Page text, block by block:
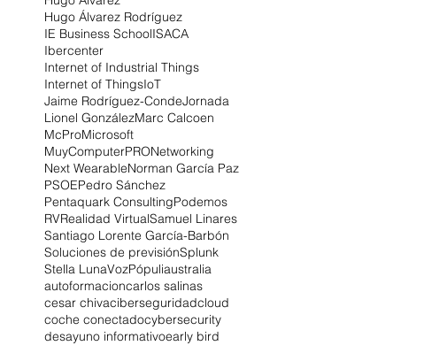
Hugo Álvarez Rodríguez
IE Business SchoolISACA
Ibercenter
Internet of Industrial Things
Internet of ThingsIoT
Jaime Rodríguez-CondeJornada
Lionel GonzálezMarc Calcoen
McProMicrosoft
MuyComputerPRONetworking
Next WearableNorman García Paz
PSOEPedro Sánchez
Pentaquark ConsultingPodemos
RVRealidad VirtualSamuel Linares
Santiago Lorente García-Barbón
Soluciones de previsiónSplunk
Stella LunaVozPópuliaustralia
autoformacioncarlos salinas
cesar chivaciberseguridadcloud
coche conectadocybersecurity
desayuno informativoearly bird